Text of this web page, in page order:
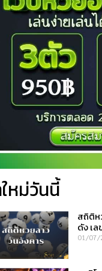
หม่วันนี้
สถิติห
ดัง เ
01/07/